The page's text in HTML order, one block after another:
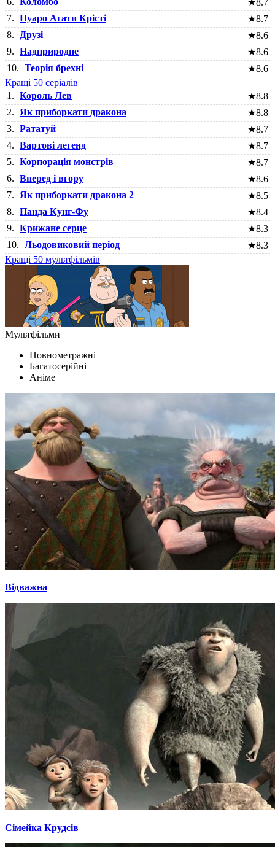
★8.7
7. Пуаро Агати Крісті ★8.7
8.
Друзі ★8.6
9. Надприродне ★8.6
10. Теорія брехні ★8.6
Кращі 50 серіалів
1. Король Лев ★8.8
2.
Як приборкати дракона ★8.8
3. Рататуй ★8.7
4. Вартові легенд ★8.7
5. Корпорація монстрів ★8.7
6. Вперед і вгору ★8.6
7.
Як приборкати дракона 2 ★8.5
8. Панда Кунг-Фу ★8.4
9. Крижане серце ★8.3
10. Льодовиковий період ★8.3
Кращі 50 мультфільмів
Мультфільми
Повнометражні
Багатосерійні
Аніме
Відважна
Сімейка Крудсів